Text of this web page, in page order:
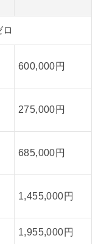
600,000円
275,000円
685,000円
1,455,000円
1,955,000円